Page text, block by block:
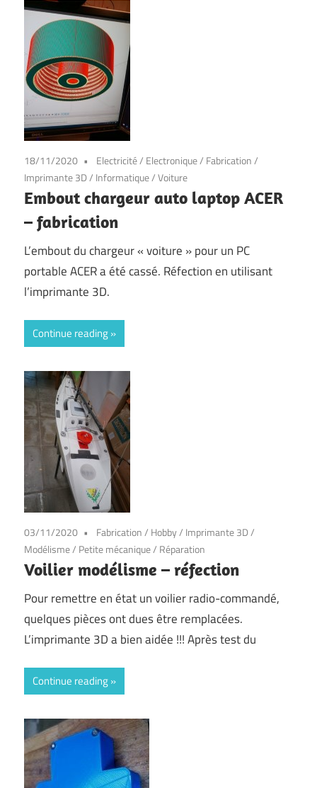
18/11/2020 Electricité/ Electronique/ Fabrication/
Imprimante 3D/ Informatique/Voiture
Embout chargeur auto laptop ACER
– fabrication
L’embout du chargeur « voiture » pour un PC
portable ACER a été cassé. Réfection en utilisant
l’imprimante 3D.
Continue reading
03/11/2020 Fabrication/ Hobby/ Imprimante 3D/
Modélisme/ Petite mécanique/ Réparation
Voilier modélisme – réfection
Pour remettre en état un voilier radio-commandé,
quelques pièces ont dues être remplacées.
L’imprimante 3D a bien aidée !!! Après test du
Continue reading